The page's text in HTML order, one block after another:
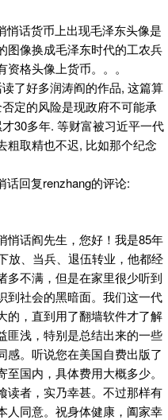
悄话货币上出现毛泽东头像是
图像换成毛泽东时代的工农兵
格头像上货币。。。
了好多润涛阎的作品, 这篇算
定的风险是现政府不可能承
30多年. 等财富被习近平一代
粗取精也不迟, 比如那个纪念
话回复renzhang的评论:
悄话阎先生，您好！我是85年
放、当兵、退伍转业，他都经
多不满，但是在家里很少听到
到社会的黑暗面。我们这一代
的，直到用了翻墙软件才了解
匪浅，特别是总结出来的一些
感。听说您在美国自费出版了
国内，具体费用大概多少。
读者，实乃幸甚。不过那样有
人同意。祝身体健康，阖家幸